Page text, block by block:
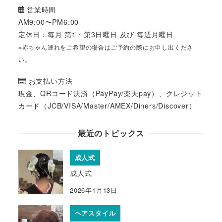
営業時間
AM9:00〜PM6:00
定休日：毎月 第1・第3日曜日 及び 毎週月曜日
※赤ちゃん連れをご希望の場合はご予約の際にお申し出くださ
い。
お支払い方法
現金、QRコード決済（PayPay/楽天pay）、クレジット
カード（JCB/VISA/Master/AMEX/Diners/Discover）
最近のトピックス
成人式
成人式
2026年1月13日
ヘアスタイル